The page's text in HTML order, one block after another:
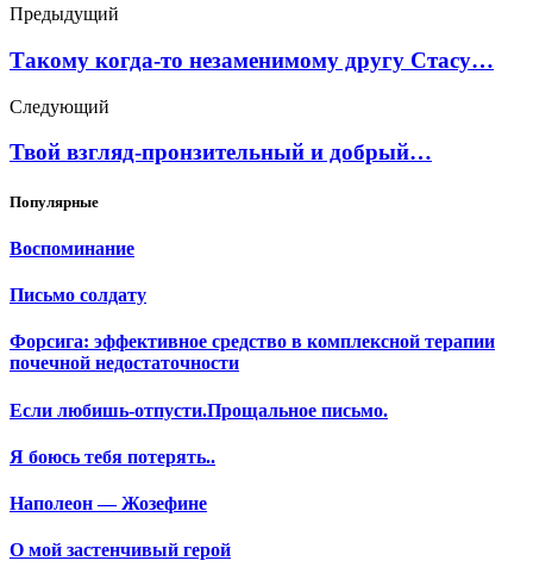
Предыдущий
Такому когда-то незаменимому другу Стасу…
Следующий
Твой взгляд-пронзительный и добрый…
Популярные
Воспоминание
Письмо солдату
Форсига: эффективное средство в комплексной терапии
почечной недостаточности
Если любишь-отпусти.Прощальное письмо.
Я боюсь тебя потерять..
Наполеон — Жозефине
О мой застенчивый герой